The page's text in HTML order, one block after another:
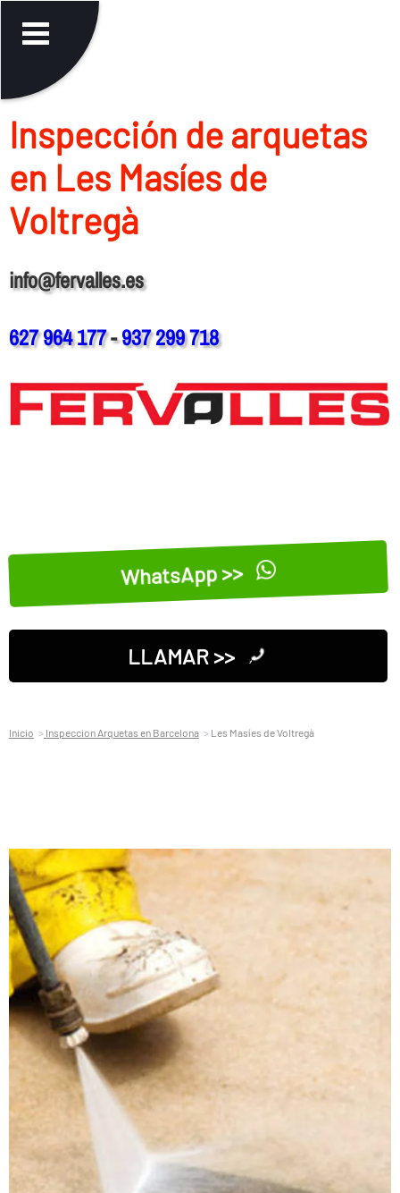
Inspección de arquetas
en Les Masíes de
Voltregà
info@fervalles.es
627 964 177-937 299 718
WhatsApp >>
LLAMAR >>
Inicio Inspeccion Arquetas en Barcelona Les Masíes de Voltregà